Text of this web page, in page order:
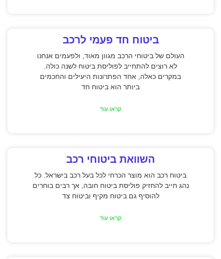
ביטוח חד פעמי לרכב
העולם של ביטוחי הרכב מגוון מאוד, ולפעמים אנחנו
לא רוצים להתחייב לפוליסת ביטוח לשנה כולה.
במקרים כאלה, אחד הפתרונות היעילים והחכמים
ביותר הוא ביטוח חד
קראו עוד
השוואת ביטוחי רכב
ביטוח רכב הוא מוצר הכרחי לכל בעל רכב בישראל. כל
נהג חייב להחזיק פוליסת ביטוח חובה, אך רבים בוחרים
להוסיף גם ביטוח מקיף וביטוח צד
קראו עוד